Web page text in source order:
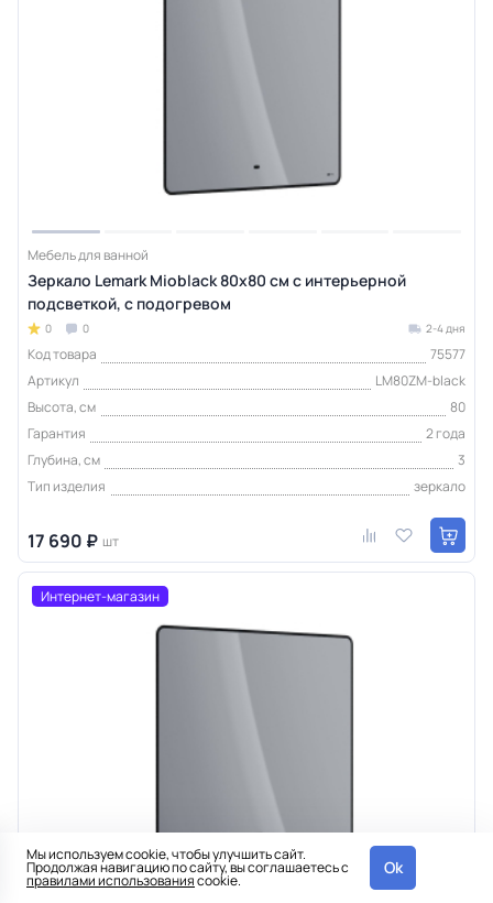
Мебель для ванной
Зеркало Lemark Mioblack 80х80 см с интерьерной
подсветкой, с подогревом
0 0 2-4 дня
Код товара
75577
Артикул
LM80ZM-black
Высота, см
80
Гарантия
2 года
Глубина, см
3
Тип изделия
зеркало
17 690 ₽ шт
Интернет-магазин
Мы используем cookie, чтобы улучшить сайт.
Продолжая навигацию по сайту, вы соглашаетесь с
правилами использованияcookie.
Ok